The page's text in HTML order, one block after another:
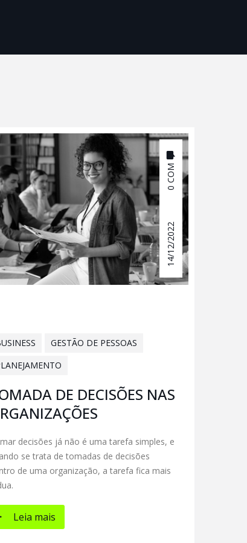
14/12/2022
0 COM
GESTÃO DE PESSOAS
DE DECISÕES NAS
decisões já não é uma tarefa simples, e
se trata de tomadas de decisões
de uma organização, a tarefa fica mais
Leia mais